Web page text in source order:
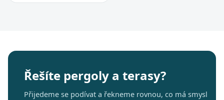
Řešíte pergoly a terasy?
Přijedeme se podívat a řekneme rovnou, co má smysl